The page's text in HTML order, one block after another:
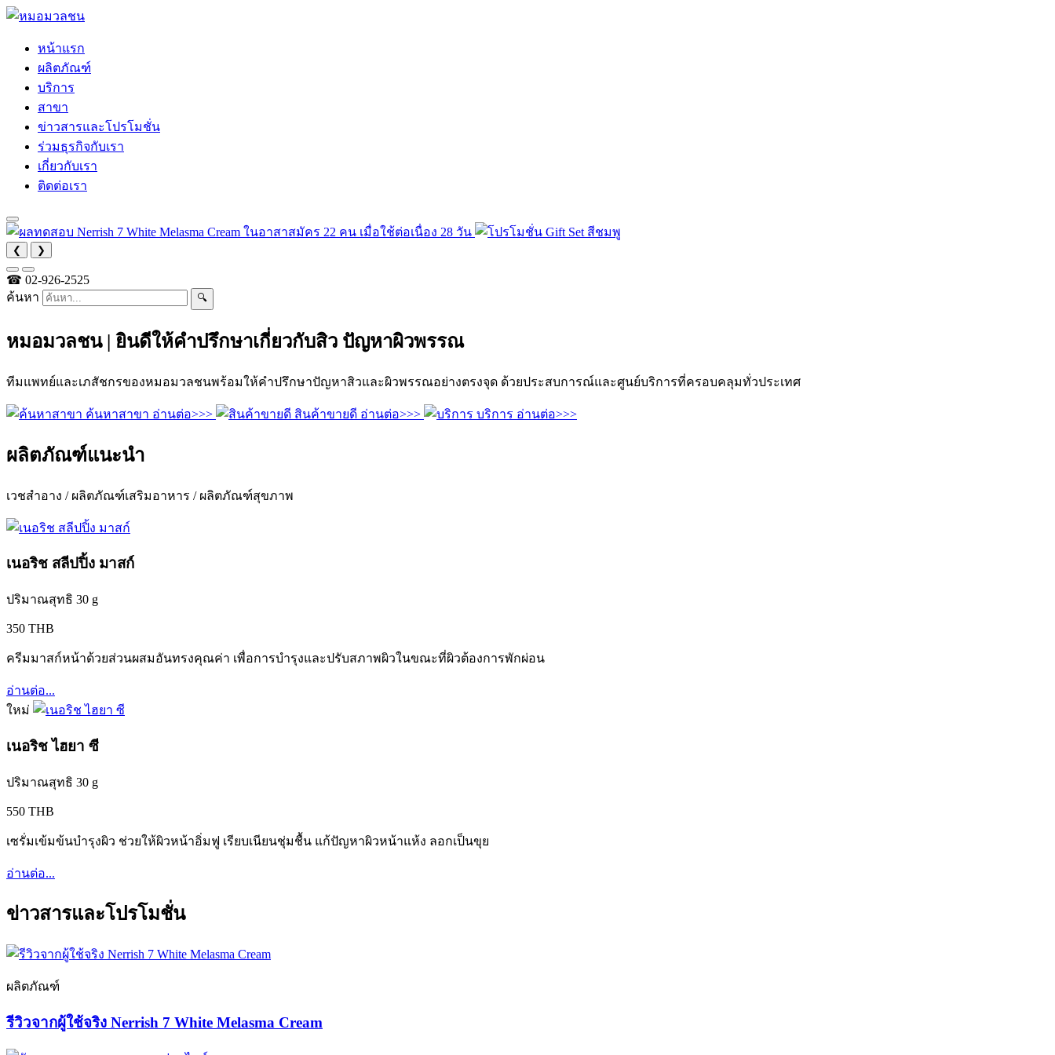
หน้าแรก
ผลิตภัณฑ์
บริการ
สาขา
ข่าวสารและโปรโมชั่น
ร่วมธุรกิจกับเรา
เกี่ยวกับเรา
ติดต่อเรา
❮ ❯
☎ 02-926-2525
ค้นหา
🔍
หมอมวลชน | ยินดีให้คำปรึกษาเกี่ยวกับสิว ปัญหาผิวพรรณ
ทีมแพทย์และเภสัชกรของหมอมวลชนพร้อมให้คำปรึกษาปัญหาสิวและผิวพรรณอย่างตรงจุด ด้วยประสบการณ์และศูนย์บริการที่ครอบคลุมทั่วประเทศ
ค้นหาสาขา อ่านต่อ>>> สินค้าขายดี อ่านต่อ>>> บริการ อ่านต่อ>>>
ผลิตภัณฑ์แนะนำ
เวชสำอาง / ผลิตภัณฑ์เสริมอาหาร / ผลิตภัณฑ์สุขภาพ
เนอริช สลีปปิ้ง มาสก์
ปริมาณสุทธิ 30 g
350 THB
ครีมมาสก์หน้าด้วยส่วนผสมอันทรงคุณค่า เพื่อการบำรุงและปรับสภาพผิวในขณะที่ผิวต้องการพักผ่อน
อ่านต่อ...
ใหม่
เนอริช ไฮยา ซี
ปริมาณสุทธิ 30 g
550 THB
เซรั่มเข้มข้นบำรุงผิว ช่วยให้ผิวหน้าอิ่มฟู เรียบเนียนชุ่มชื้น แก้ปัญหาผิวหน้าแห้ง ลอกเป็นขุย
อ่านต่อ...
ข่าวสารและโปรโมชั่น
ผลิตภัณฑ์
รีวิวจากผู้ใช้จริง Nerrish 7 White Melasma Cream